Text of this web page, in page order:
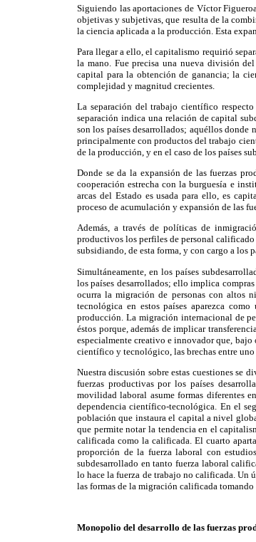
Siguiendo las aportaciones de Víctor
objetivas y subjetivas, que resulta de la
la ciencia aplicada a la producción. Esta
Para llegar a ello, el capitalismo requirió
la mano. Fue precisa una nueva división
capital para la obtención de ganancia; la
complejidad y magnitud crecientes.
La separación del trabajo científico
separación indica una relación de capital
son los países desarrollados; aquéllos donde
principalmente con productos del trabajo
de la producción, y en el caso de los países
Donde se da la expansión de las fuerzas
cooperación estrecha con la burguesía e
arcas del Estado es usada para ello, es
proceso de acumulación y expansión de las
Además, a través de políticas de
productivos los perfiles de personal calificado
subsidiando, de esta forma, y con cargo a los
Simultáneamente, en los países
los países desarrollados; ello implica
ocurra la migración de personas con altos
tecnológica en estos países aparezca
producción. La migración internacional de
éstos porque, además de implicar
especialmente creativo e innovador que, bajo
científico y tecnológico, las brechas entre uno
Nuestra discusión sobre estas cuestiones se
fuerzas productivas por los países
movilidad laboral asume formas diferentes
dependencia científico-tecnológica. En el
población que instaura el capital a nivel
que permite notar la tendencia en el
calificada como la calificada. El cuarto
proporción de la fuerza laboral con
subdesarrollado en tanto fuerza laboral
lo hace la fuerza de trabajo no calificada. Un
las formas de la migración calificada
Monopolio del desarrollo de las fuerzas